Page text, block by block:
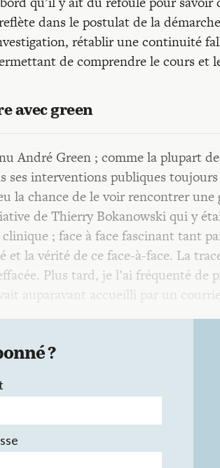
dans le postulat de la
rétablir une continuité
de comprendre le cours et
avec green
André Green ; comme la plupart
ses interventions publiques
la chance de le voir rencontrer
de Thierry Bokanowski qui y
; face à face fascinant tant
et la vérité de ce face-à-face. La
Plus tard, je l’ai fréquenté
auparavant accueilli par un
?